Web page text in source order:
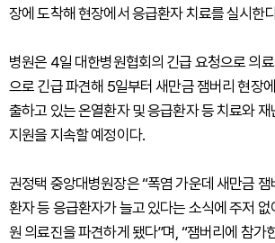
장에 도착해 현장에서 응급환자 치료를 실시한
병원은 4일 대한병원협회의 긴급 요청으로 의
으로 긴급 파견해 5일부터 새만금 잼버리 현장
출하고 있는 온열환자 및 응급환자 등 치료와
지원을 지속할 예정이다.
권정택 중앙대병원장은 “폭염 가운데 새만금
환자 등 응급환자가 늘고 있다는 소식에 주저
원 의료진을 파견하게 됐다”며, “잼버리에 참가